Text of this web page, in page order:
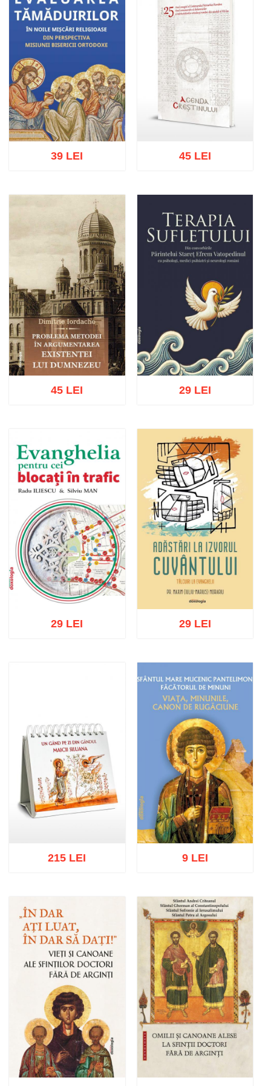
Adaugă în coș Wishlist
39 LEI 45 LEI
Adaugă în coș Wishlist
45 LEI
Adaugă în coș Wishlist
29 LEI
29 LEI
Adaugă în coș Wishlist
29 LEI
Adaugă în coș
215 LEI
Adaugă în coș Wishlist
9 LEI